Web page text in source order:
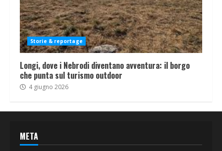
Storie & reportage
Longi, dove i Nebrodi diventano avventura: il borgo
che punta sul turismo outdoor
4 giugno 2026
META